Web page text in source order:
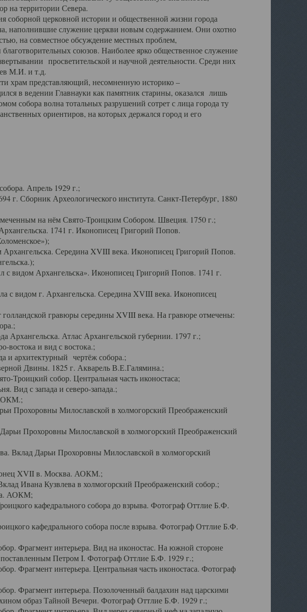
на территории Севера.
церковной истории и общественной жизни города
наполнившие служение церкви новым содержанием. Они охотно
на совместное обсуждение местных проблем,
союзов. Наиболее ярко общественное служение
просветительской и научной деятельности. Среди них
М.И. и т.д.
храм представляющий, несомненную историко –
в ведении Главнауки как памятник старины, оказался лишь
собора волна тотальных разрушений сотрет с лица города ту
ориентиров, на которых держался город и его
Апрель 1929 г.;
г. Сборник Археологического института. Санкт-Петербург, 1880
на нём Свято-Троицким Собором. Швеция. 1750 г.;
1741 г. Иконописец Григорий Попов.
Середина XVIII века. Иконописец Григорий Попов.
видом Архангельска». Иконописец Григорий Попов. 1741 г.
с видом г. Архангельска. Середина XVIII века. Иконописец
гравюры середины XVIII века. На гравюре отмечены:
Архангельска. Атлас Архангельской губернии. 1797 г.;
и вид с востока.;
и архитектурный чертёж собора.;
Двины. 1825 г. Акварель В.Е.Галямина.;
Троицкий собор. Центральная часть иконостаса;
Вид с запада и северо-запада.;
Прохоровны Милославской в холмогорский Преображенский
Прохоровны Милославской в холмогорский Преображенский
Вклад Дарьи Прохоровны Милославской в холмогорский
XVII в. Москва. АОКМ.;
Ивана Кузвлева в холмогорский Преображенский собор.;
АОКМ;
кафедрального собора до взрыва. Фотограф Оттлие Б.Ф.
кафедрального собора после взрыва. Фотограф Оттлие Б.Ф.
Фрагмент интерьера. Вид на иконостас. На южной стороне
Петром I. Фотограф Оттлие Б.Ф. 1929 г.;
Фрагмент интерьера. Центральная часть иконостаса. Фотограф
Фрагмент интерьера. Позолоченный балдахин над царскими
образ Тайной Вечери. Фотограф Оттлие Б.Ф. 1929 г.;